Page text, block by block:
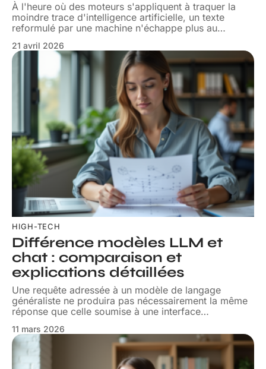
À l'heure où des moteurs s'appliquent à traquer la
moindre trace d'intelligence artificielle, un texte
reformulé par une machine n'échappe plus au…
21 avril 2026
HIGH-TECH
Différence modèles LLM et
chat : comparaison et
explications détaillées
Une requête adressée à un modèle de langage
généraliste ne produira pas nécessairement la même
réponse que celle soumise à une interface…
11 mars 2026